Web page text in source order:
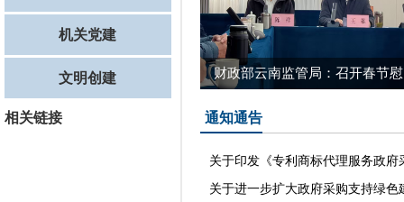
机关党建
文明创建
相关链接
财政部云南监管局：召开春节
党建引领聚合力 携手奋进“十五
通知通告
关于印发《专利商标代理服务政府
关于进一步扩大政府采购支持绿色